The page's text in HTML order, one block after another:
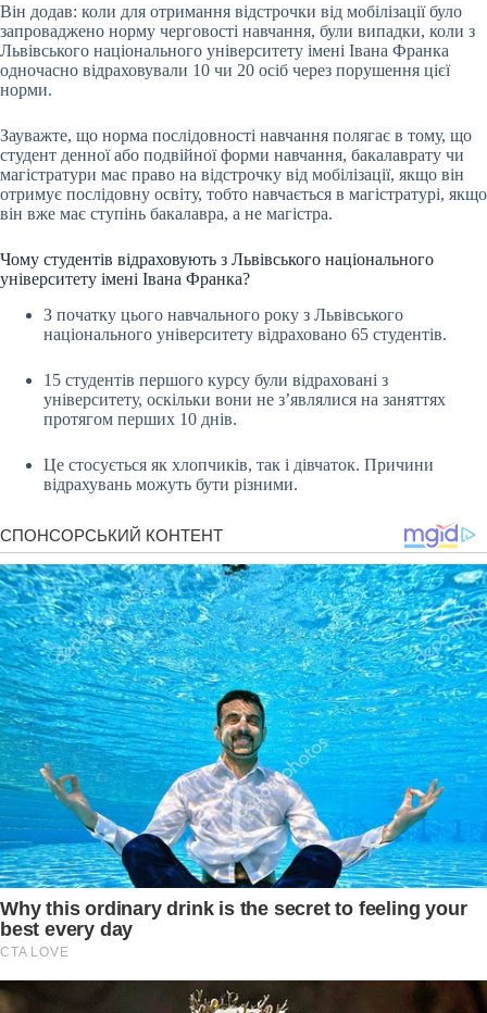
Він додав: коли для отримання відстрочки від мобілізації було
запроваджено норму черговості навчання, були випадки, коли з
Львівського національного університету імені Івана Франка
одночасно відраховували 10 чи 20 осіб через порушення цієї
норми.
Зауважте, що норма послідовності навчання полягає в тому, що
студент денної або подвійної форми навчання, бакалаврату чи
магістратури має право на відстрочку від мобілізації, якщо він
отримує послідовну освіту, тобто навчається в магістратурі, якщо
він вже має ступінь бакалавра, а не магістра.
Чому студентів відраховують з Львівського національного
університету імені Івана Франка?
З початку цього навчального року з Львівського
національного університету відраховано 65 студентів.
15 студентів першого курсу були відраховані з
університету, оскільки вони не з’являлися на заняттях
протягом перших 10 днів.
Це стосується як хлопчиків, так і дівчаток. Причини
відрахувань можуть бути різними.